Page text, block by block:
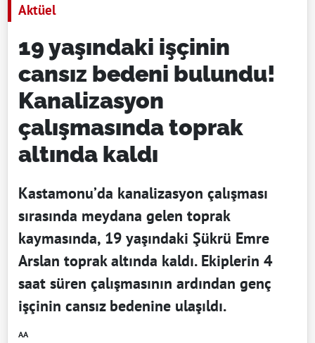
Aktüel
19 yaşındaki işçinin
cansız bedeni bulundu!
Kanalizasyon
çalışmasında toprak
altında kaldı
Kastamonu’da kanalizasyon çalışması
sırasında meydana gelen toprak
kaymasında, 19 yaşındaki Şükrü Emre
Arslan toprak altında kaldı. Ekiplerin 4
saat süren çalışmasının ardından genç
işçinin cansız bedenine ulaşıldı.
AA